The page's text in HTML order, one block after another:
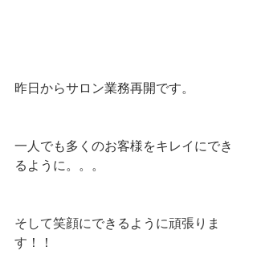
昨日からサロン業務再開です。
一人でも多くのお客様をキレイにでき
るように。。。
そして笑顔にできるように頑張りま
す！！